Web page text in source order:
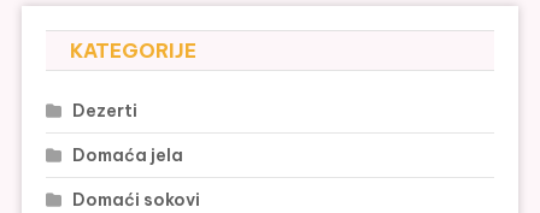
KATEGORIJE
Dezerti
Domaća jela
Domaći sokovi